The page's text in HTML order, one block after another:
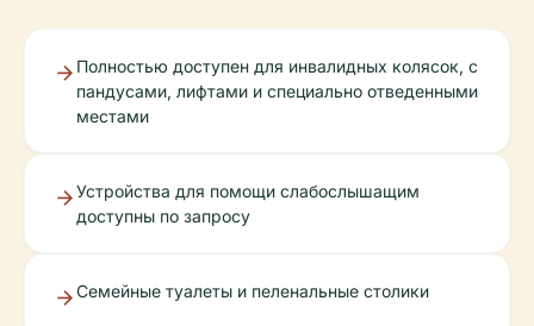
Полностью доступен для инвалидных колясок, с
пандусами, лифтами и специально отведенными
местами
Устройства для помощи слабослышащим
доступны по запросу
Семейные туалеты и пеленальные столики